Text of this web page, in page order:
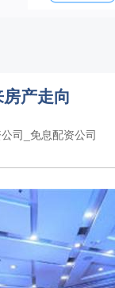
产走向
司_免息配资公司